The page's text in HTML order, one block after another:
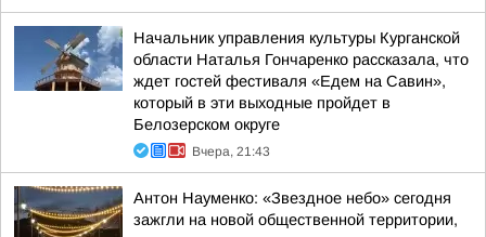
Начальник управления культуры Курганской
области Наталья Гончаренко рассказала, что
ждет гостей фестиваля «Едем на Савин»,
который в эти выходные пройдет в
Белозерском округе
Вчера, 21:43
Антон Науменко: «Звездное небо» сегодня
зажгли на новой общественной территории,